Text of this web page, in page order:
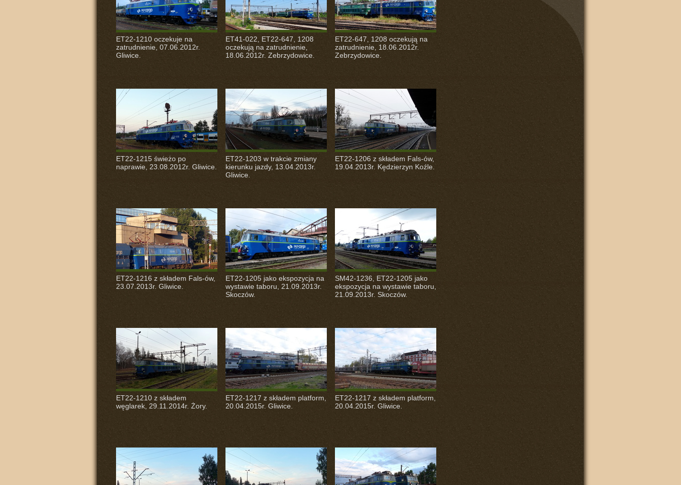
ET22-1210 oczekuje na
zatrudnienie, 07.06.2012r.
Gliwice.
ET41-022, ET22-647, 1208
oczekują na zatrudnienie,
18.06.2012r. Zebrzydowice.
ET22-647, 1208 oczekują na
zatrudnienie, 18.06.2012r.
Zebrzydowice.
ET22-1215 świeżo po
naprawie, 23.08.2012r. Gliwice.
ET22-1203 w trakcie zmiany
kierunku jazdy, 13.04.2013r.
Gliwice.
ET22-1206 z składem Fals-ów,
19.04.2013r. Kędzierzyn Koźle.
ET22-1216 z składem Fals-ów,
23.07.2013r. Gliwice.
ET22-1205 jako ekspozycja na
wystawie taboru, 21.09.2013r.
Skoczów.
SM42-1236, ET22-1205 jako
ekspozycja na wystawie taboru,
21.09.2013r. Skoczów.
ET22-1210 z składem
węglarek, 29.11.2014r. Żory.
ET22-1217 z składem platform,
20.04.2015r. Gliwice.
ET22-1217 z składem platform,
20.04.2015r. Gliwice.